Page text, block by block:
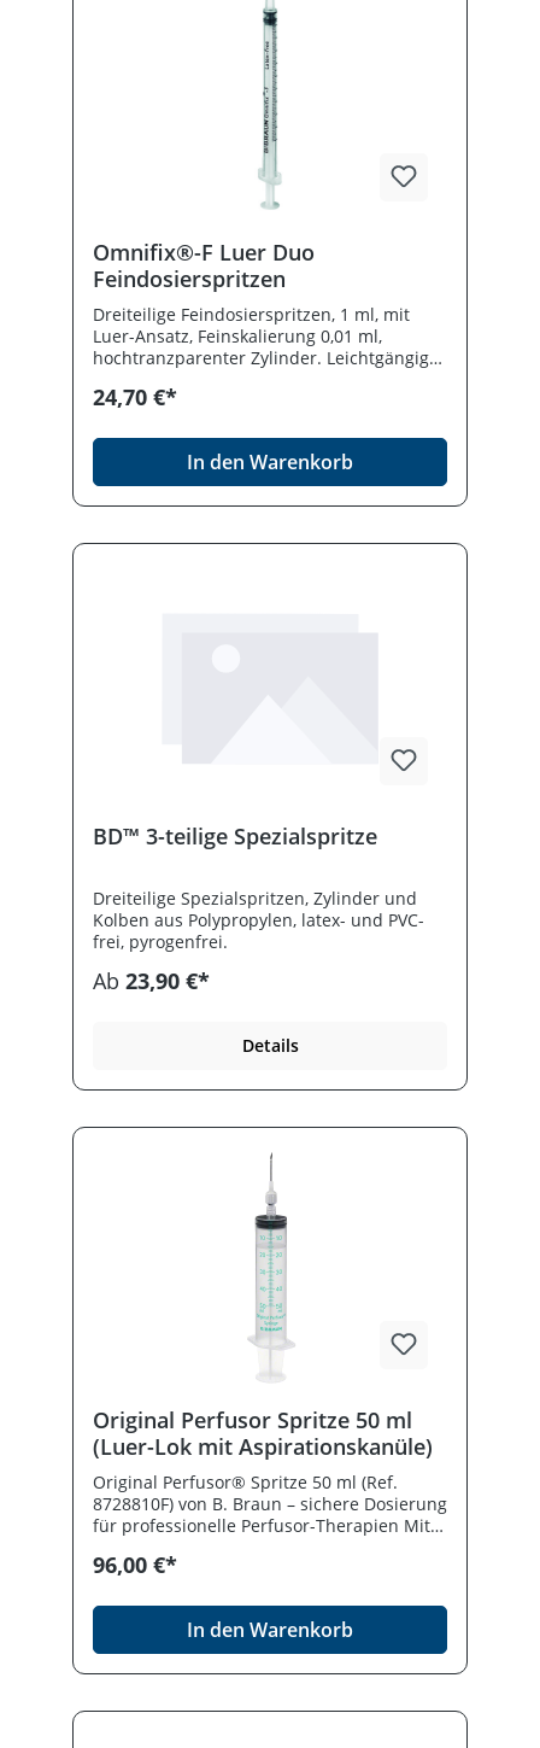
Omnifix®-F Luer Duo
Feindosierspritzen
Dreiteilige Feindosierspritzen, 1 ml, mit
Luer-Ansatz, Feinskalierung 0,01 ml,
hochtranzparenter Zylinder. Leichtgängiger
Injeiziern. F Luer Solo ohne Kanüle und F
25 g/0,5 x 16 mm.
24,70 €*
In den Warenkorb
BD™ 3-teilige Spezialspritze
Dreiteilige Spezialspritzen, Zylinder und
Kolben aus Polypropylen, latex- und PVC-
frei, pyrogenfrei.
Ab 23,90 €*
Details
Original Perfusor Spritze 50 ml
(Luer-Lok mit Aspirationskanüle)
Original Perfusor® Spritze 50 ml (Ref.
8728810F) von B. Braun – sichere Dosierung
für professionelle Perfusor-Therapien Mit
μm-Partikelfilter. Zur Verwendung mit
PolypropylenLeichtgängiger Kolbenstopfen
aus synthetischem Material, mit doppeltem
DichtungsringMinimales RestvolumenGut
ablesbare, wischfeste GraduierungLatex-
96,00 €*
In den Warenkorb